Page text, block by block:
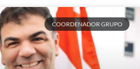
COORDENADOR GRUPO